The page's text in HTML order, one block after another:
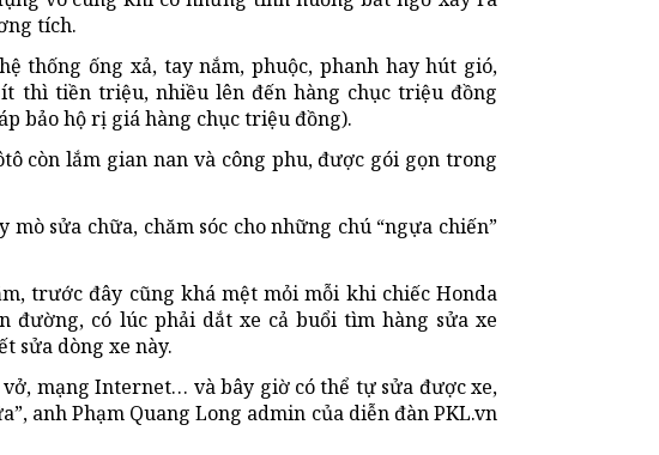
tích.
thống ống xả, tay nắm, phuộc, phanh hay hút gió,
thì tiền triệu, nhiều lên đến hàng chục triệu đồng
bảo hộ rị giá hàng chục triệu đồng).
còn lắm gian nan và công phu, được gói gọn trong
sửa chữa, chăm sóc cho những chú “ngựa chiến”
trước đây cũng khá mệt mỏi mỗi khi chiếc Honda
đường, có lúc phải dắt xe cả buổi tìm hàng sửa xe
sửa dòng xe này.
mạng Internet… và bây giờ có thể tự sửa được xe,
anh Phạm Quang Long admin của diễn đàn PKL.vn